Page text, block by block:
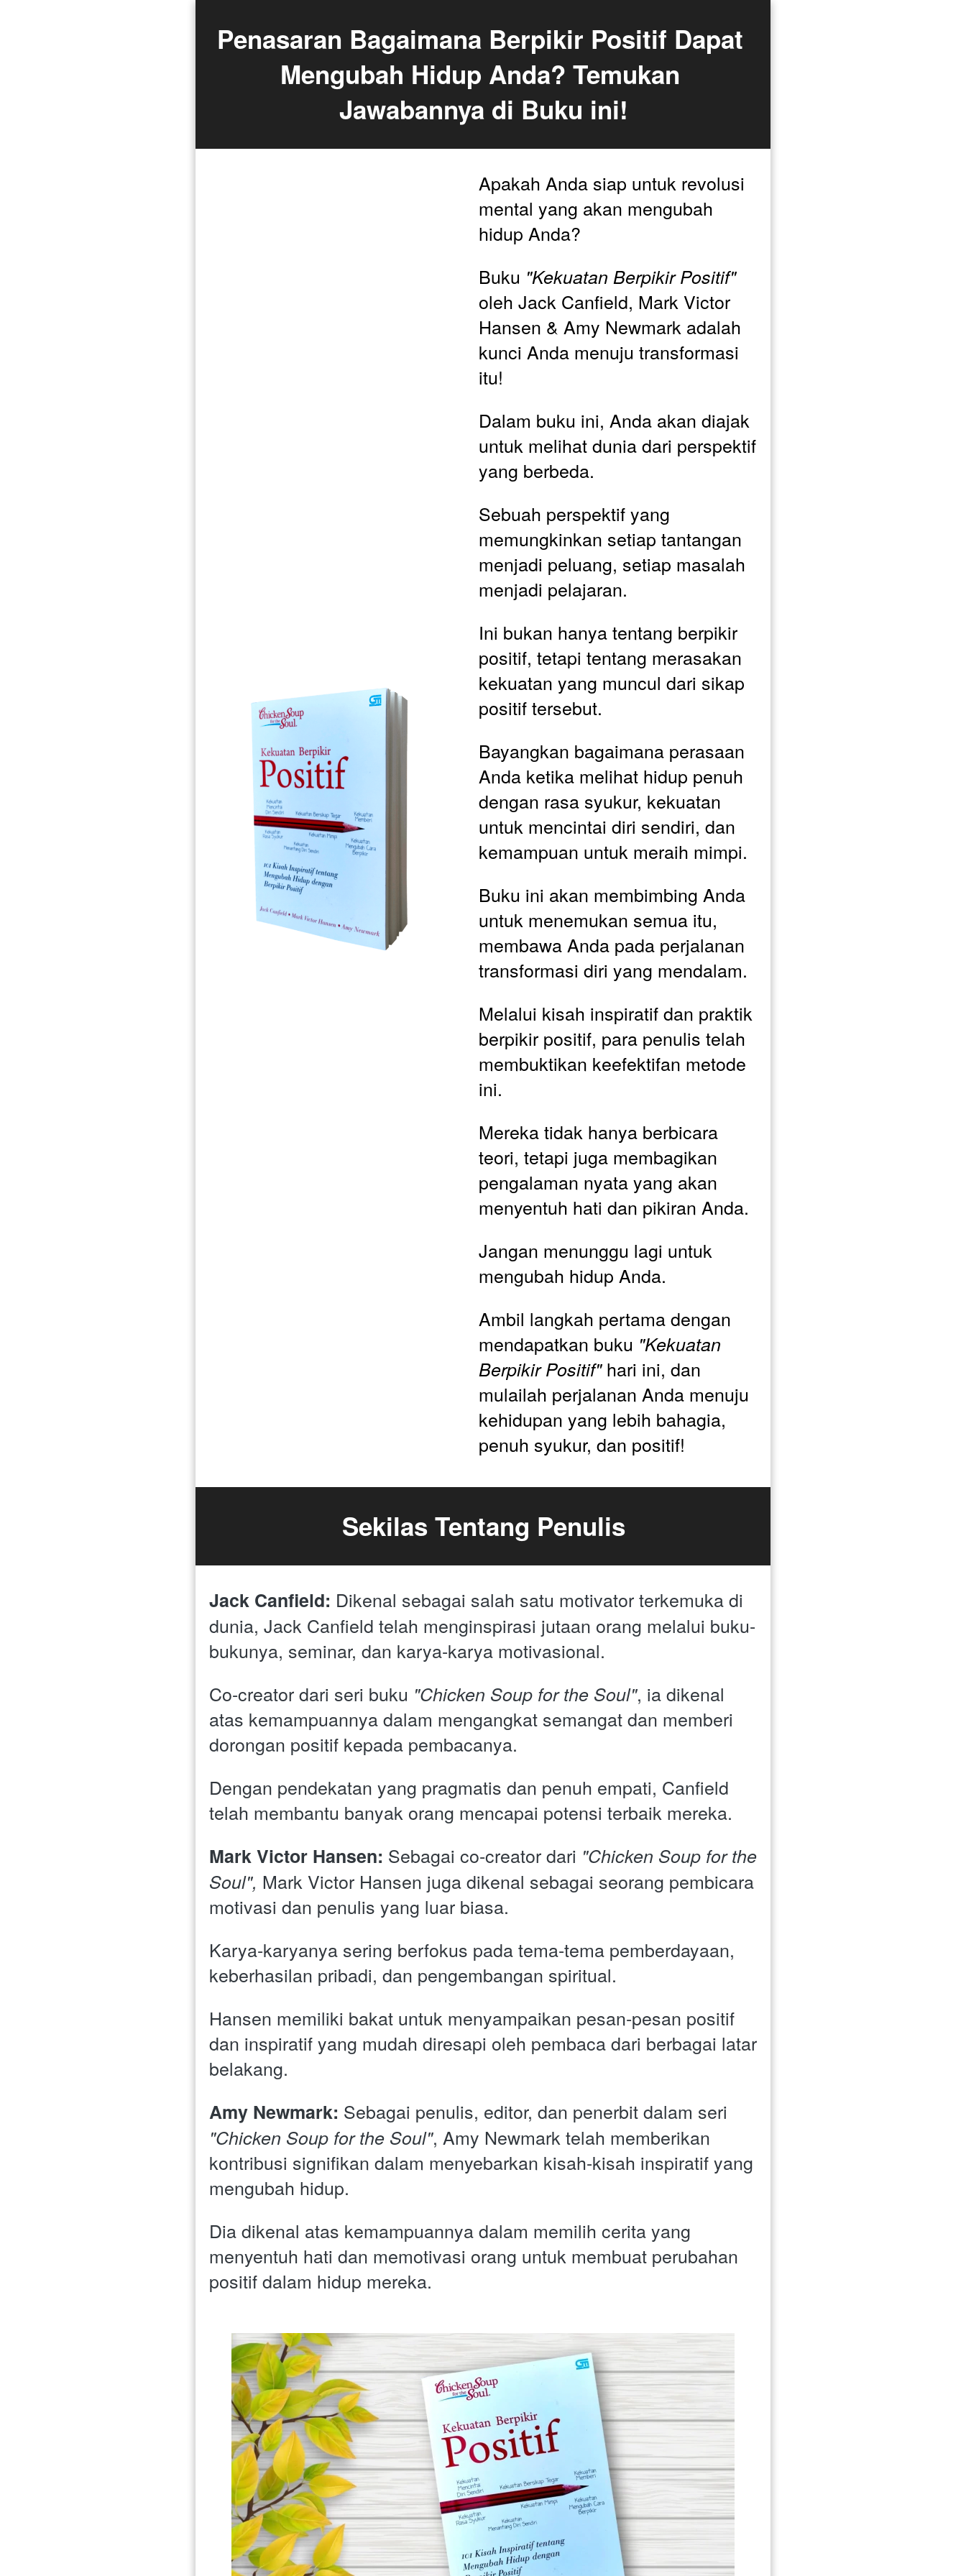
Penasaran Bagaimana Berpikir Positif Dapat
Mengubah Hidup Anda? Temukan
Jawabannya di Buku ini!
Apakah Anda siap untuk revolusi
mental yang akan mengubah
hidup Anda?
Buku "Kekuatan Berpikir Positif"
oleh Jack Canfield, Mark Victor
Hansen & Amy Newmark adalah
kunci Anda menuju transformasi
itu!
Dalam buku ini, Anda akan diajak
untuk melihat dunia dari perspektif
yang berbeda.
Sebuah perspektif yang
memungkinkan setiap tantangan
menjadi peluang, setiap masalah
menjadi pelajaran.
Ini bukan hanya tentang berpikir
positif, tetapi tentang merasakan
kekuatan yang muncul dari sikap
positif tersebut.
Bayangkan bagaimana perasaan
Anda ketika melihat hidup penuh
dengan rasa syukur, kekuatan
untuk mencintai diri sendiri, dan
kemampuan untuk meraih mimpi.
Buku ini akan membimbing Anda
untuk menemukan semua itu,
membawa Anda pada perjalanan
transformasi diri yang mendalam.
Melalui kisah inspiratif dan praktik
berpikir positif, para penulis telah
membuktikan keefektifan metode
ini.
Mereka tidak hanya berbicara
teori, tetapi juga membagikan
pengalaman nyata yang akan
menyentuh hati dan pikiran Anda.
Jangan menunggu lagi untuk
mengubah hidup Anda.
Ambil langkah pertama dengan
mendapatkan buku "Kekuatan
Berpikir Positif" hari ini, dan
mulailah perjalanan Anda menuju
kehidupan yang lebih bahagia,
penuh syukur, dan positif!
Sekilas Tentang Penulis
Jack Canfield: Dikenal sebagai salah satu motivator terkemuka di
dunia, Jack Canfield telah menginspirasi jutaan orang melalui buku-
bukunya, seminar, dan karya-karya motivasional.
Co-creator dari seri buku "Chicken Soup for the Soul", ia dikenal
atas kemampuannya dalam mengangkat semangat dan memberi
dorongan positif kepada pembacanya.
Dengan pendekatan yang pragmatis dan penuh empati, Canfield
telah membantu banyak orang mencapai potensi terbaik mereka.
Mark Victor Hansen: Sebagai co-creator dari "Chicken Soup for the
Soul", Mark Victor Hansen juga dikenal sebagai seorang pembicara
motivasi dan penulis yang luar biasa.
Karya-karyanya sering berfokus pada tema-tema pemberdayaan,
keberhasilan pribadi, dan pengembangan spiritual.
Hansen memiliki bakat untuk menyampaikan pesan-pesan positif
dan inspiratif yang mudah diresapi oleh pembaca dari berbagai latar
belakang.
Amy Newmark: Sebagai penulis, editor, dan penerbit dalam seri
"Chicken Soup for the Soul", Amy Newmark telah memberikan
kontribusi signifikan dalam menyebarkan kisah-kisah inspiratif yang
mengubah hidup.
Dia dikenal atas kemampuannya dalam memilih cerita yang
menyentuh hati dan memotivasi orang untuk membuat perubahan
positif dalam hidup mereka.